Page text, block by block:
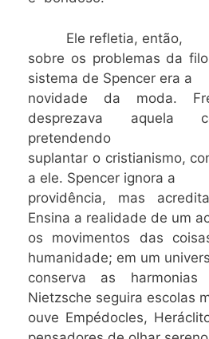
Ele refletia, então,
sobre os problemas da
sistema de Spencer era a
novidade da moda.
desprezava aquela
pretendendo
suplantar o cristianismo,
a ele. Spencer ignora a
providência, mas
Ensina a realidade de um
os movimentos das
humanidade; em um
conserva as harmonias
Nietzsche seguira escolas
ouve Empédocles,